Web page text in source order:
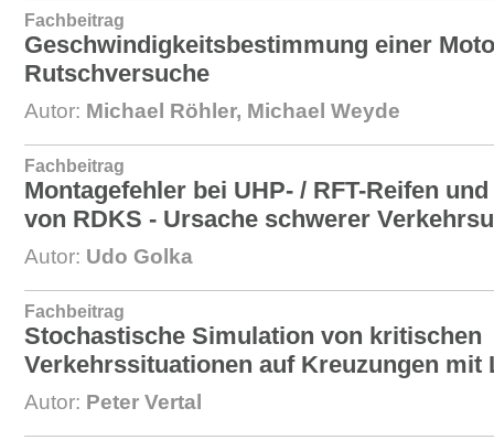
Fachbeitrag
Geschwindigkeitsbestimmung einer
Rutschversuche
Autor: Michael Röhler, Michael Weyde
Fachbeitrag
Montagefehler bei UHP- / RFT-Reifen
von RDKS - Ursache schwerer
Autor: Udo Golka
Fachbeitrag
Stochastische Simulation von kritischen
Verkehrssituationen auf Kreuzungen mit
Autor: Peter Vertal